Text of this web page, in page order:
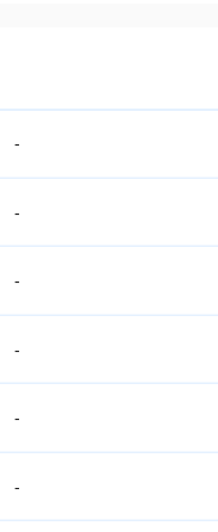
-
-
-
-
-
-